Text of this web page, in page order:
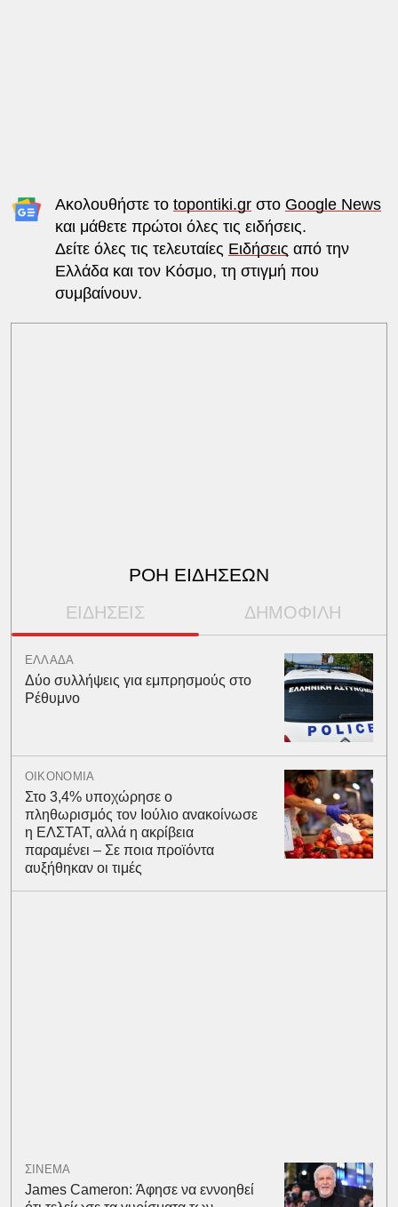
Ακολουθήστε το topontiki.grστο Google News
και μάθετε πρώτοι όλες τις ειδήσεις.
Δείτε όλες τις τελευταίες Ειδήσεις από την
Ελλάδα και τον Κόσμο, τη στιγμή που
συμβαίνουν.
ΡΟΗ ΕΙΔΗΣΕΩΝ
ΕΙΔΗΣΕΙΣ ΔΗΜΟΦΙΛΗ
ΕΛΛΑΔΑ
Δύο συλλήψεις για εμπρησμούς στο
Ρέθυμνο
ΟΙΚΟΝΟΜΙΑ
Στο 3,4% υποχώρησε ο
πληθωρισμός τον Ιούλιο ανακοίνωσε
η ΕΛΣΤΑΤ, αλλά η ακρίβεια
παραμένει – Σε ποια προϊόντα
αυξήθηκαν οι τιμές
ΣΙΝΕΜΑ
James Cameron: Άφησε να εννοηθεί